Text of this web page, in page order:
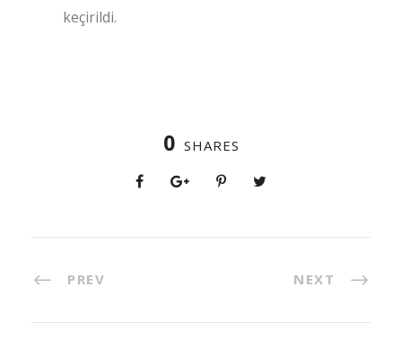
keçirildi.
0 SHARES
PREV NEXT